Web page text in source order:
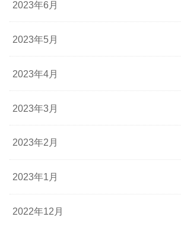
2023年6月
2023年5月
2023年4月
2023年3月
2023年2月
2023年1月
2022年12月